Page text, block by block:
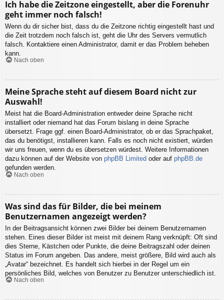
Ich habe die Zeitzone eingestellt, aber die Forenuhr
geht immer noch falsch!
Wenn du dir sicher bist, dass du die Zeitzone richtig eingestellt hast und
die Zeit trotzdem noch falsch ist, geht die Uhr des Servers vermutlich
falsch. Kontaktiere einen Administrator, damit er das Problem beheben
kann.
Nach oben
Meine Sprache steht auf diesem Board nicht zur
Auswahl!
Meist hat die Board-Administration entweder deine Sprache nicht
installiert oder niemand hat das Forum bislang in deine Sprache
übersetzt. Frage ggf. einen Board-Administrator, ob er das Sprachpaket,
das du benötigst, installieren kann. Falls es noch nicht existiert, würden
wir uns freuen, wenn du es übersetzen würdest. Weitere Informationen
dazu können auf der Website von phpBB Limited oder auf phpBB.de
gefunden werden.
Nach oben
Was sind das für Bilder, die bei meinem
Benutzernamen angezeigt werden?
In der Beitragsansicht können zwei Bilder bei deinem Benutzernamen
stehen. Eines dieser Bilder ist meist mit deinem Rang verknüpft: Oft sind
dies Sterne, Kästchen oder Punkte, die deine Beitragszahl oder deinen
Status im Forum angeben. Das andere, meist größere, Bild wird auch als
„Avatar“ bezeichnet. Es handelt sich hierbei in der Regel um ein
persönliches Bild, welches von Benutzer zu Benutzer unterschiedlich ist.
Nach oben